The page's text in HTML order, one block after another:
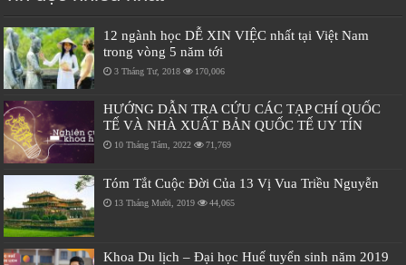
12 ngành học DỄ XIN VIỆC nhất tại Việt Nam
trong vòng 5 năm tới
3 Tháng Tư, 2018 170,006
HƯỚNG DẪN TRA CỨU CÁC TẠP CHÍ QUỐC
TẾ VÀ NHÀ XUẤT BẢN QUỐC TẾ UY TÍN
10 Tháng Tám, 2022 71,769
Tóm Tắt Cuộc Đời Của 13 Vị Vua Triều Nguyễn
13 Tháng Mười, 2019 44,065
Khoa Du lịch – Đại học Huế tuyển sinh năm 2019